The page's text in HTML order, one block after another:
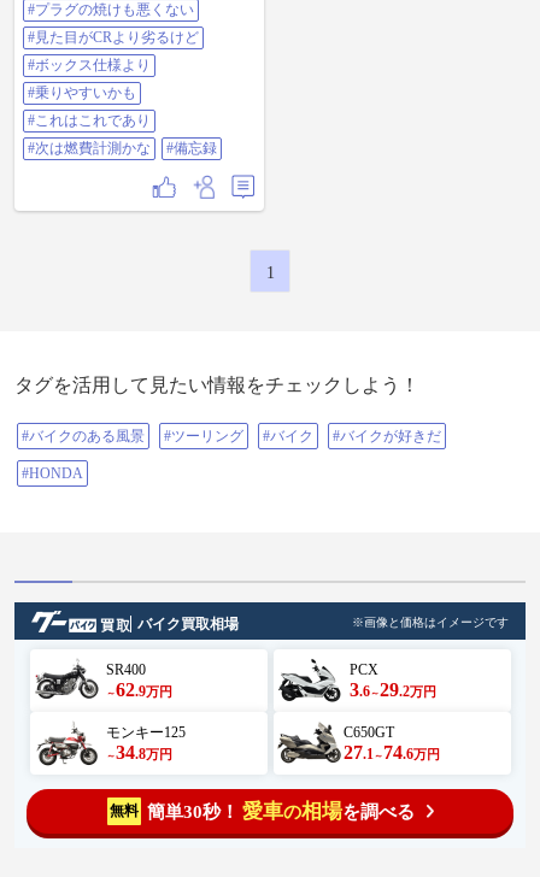
#プラグの焼けも悪くない
#見た目がCRより劣るけど
#ボックス仕様より
#乗りやすいかも
#これはこれであり
#次は燃費計測かな
#備忘録
1
タグを活用して見たい情報をチェックしよう！
#バイクのある風景 #ツーリング #バイク #バイクが好きだ
#HONDA
バイク買取相場 ※画像と価格はイメージです
SR400
～62.9万円
PCX
3.6～29.2万円
モンキー125
～34.8万円
C650GT
27.1 ～ 74.6万円
無料 簡単30秒！ 愛車の相場を調べる